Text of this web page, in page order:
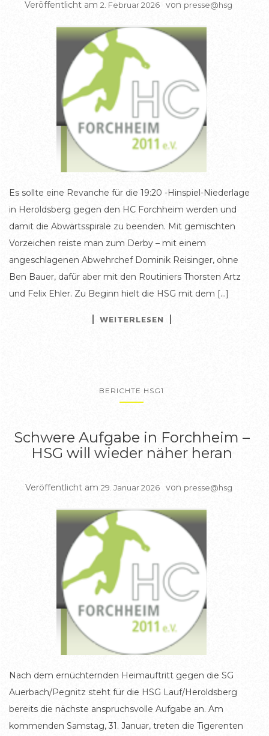
Veröffentlicht am 2. Februar 2026 von presse@hsg
Es sollte eine Revanche für die 19:20 -Hinspiel-Niederlage
in Heroldsberg gegen den HC Forchheim werden und
damit die Abwärtsspirale zu beenden. Mit gemischten
Vorzeichen reiste man zum Derby – mit einem
angeschlagenen Abwehrchef Dominik Reisinger, ohne
Ben Bauer, dafür aber mit den Routiniers Thorsten Artz
und Felix Ehler. Zu Beginn hielt die HSG mit dem […]
WEITERLESEN
BERICHTE HSG1
Schwere Aufgabe in Forchheim –
HSG will wieder näher heran
Veröffentlicht am 29. Januar 2026 von presse@hsg
Nach dem ernüchternden Heimauftritt gegen die SG
Auerbach/Pegnitz steht für die HSG Lauf/Heroldsberg
bereits die nächste anspruchsvolle Aufgabe an. Am
kommenden Samstag, 31. Januar, treten die Tigerenten